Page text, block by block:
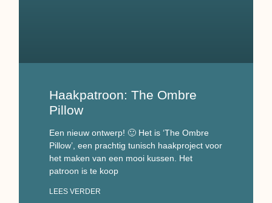
Haakpatroon: The Ombre
Pillow
Een nieuw ontwerp! 🙂 Het is ‘The Ombre
Pillow’, een prachtig tunisch haakproject voor
het maken van een mooi kussen. Het
patroon is te koop
LEES VERDER